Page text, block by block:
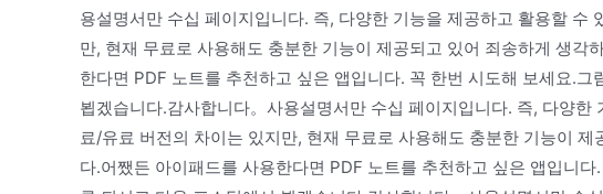
용설명서만 수십 페이지입니다. 즉, 다양한 기능을 제공하고 활용할 수
만, 현재 무료로 사용해도 충분한 기능이 제공되고 있어 죄송하게 생각
한다면 PDF 노트를 추천하고 싶은 앱입니다. 꼭 한번 시도해 보세요.
뵙겠습니다.감사합니다。사용설명서만 수십 페이지입니다. 즉, 다양
료/유료 버전의 차이는 있지만, 현재 무료로 사용해도 충분한 기능이
다.어쨌든 아이패드를 사용한다면 PDF 노트를 추천하고 싶은 앱입니